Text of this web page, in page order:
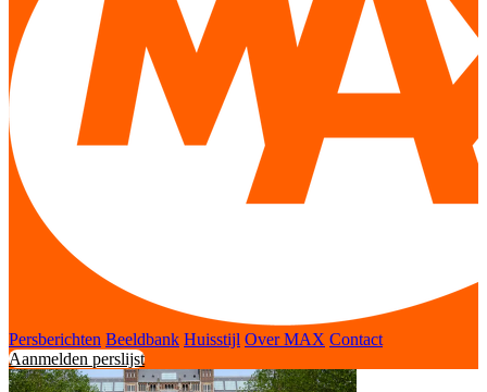
Persberichten Beeldbank Huisstijl Over MAX Contact
Aanmelden perslijst